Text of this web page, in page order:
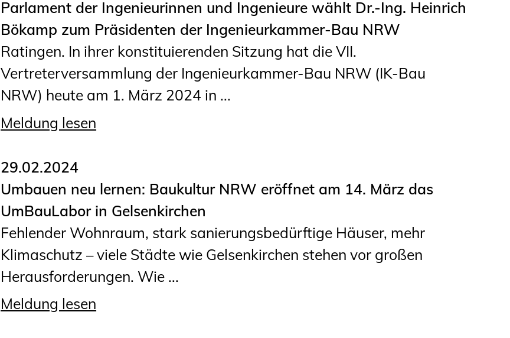
Geschäftsstelle
Mitgliedschaft
Veranstaltungsformate
Unsere Publikationen
Informationen für
Fortbildungsträger
Fortbildung/Seminare
Informationen für
Ingenieurinnen und Ingenieure
Recht
Planungswettbewerbe
Publikationen
Informationen für
Schülerinnen, Schüler
und Studierende
Projekte für
Programm
Studierende
Wettbewerbe für
Parlament der Ingenieurinnen und Ingenieure wählt Dr.-Ing. Heinrich
Bökamp zum Präsidenten der Ingenieurkammer-Bau NRW
Ratingen. In ihrer konstituierenden Sitzung hat die VII.
Vertreterversammlung der Ingenieurkammer-Bau NRW (IK-Bau
NRW) heute am 1. März 2024 in ...
Meldung lesen
29.02.2024
Umbauen neu lernen: Baukultur NRW eröffnet am 14. März das
UmBauLabor in Gelsenkirchen
Fehlender Wohnraum, stark sanierungsbedürftige Häuser, mehr
Klimaschutz – viele Städte wie Gelsenkirchen stehen vor großen
Herausforderungen. Wie ...
Meldung lesen